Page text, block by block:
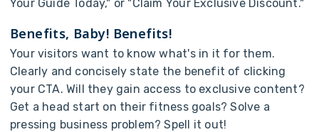
Your Guide Today," or "Claim Your Exclusive Discount."
Benefits, Baby! Benefits!
Your visitors want to know what's in it for them.
Clearly and concisely state the benefit of clicking
your CTA. Will they gain access to exclusive content?
Get a head start on their fitness goals? Solve a
pressing business problem? Spell it out!